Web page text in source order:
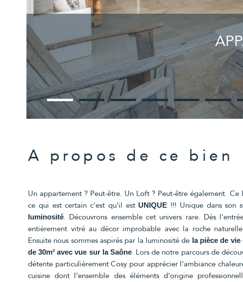
A propos de ce bien
Un appartement ? Peut-être. Un Loft ? Peut-être également.
ce qui est certain c'est qu'il est UNIQUE !!! Unique dans son
luminosité. Découvrons ensemble cet univers rare. Dès
entièrement vitré au décor improbable avec la roche
Ensuite nous sommes aspirés par la luminosité de la pièce de vie
de 30m² avec vue sur la Saône. Lors de notre parcours de
détente particulièrement Cosy pour apprécier l'ambiance
cuisine dont l'ensemble des éléments d'origine